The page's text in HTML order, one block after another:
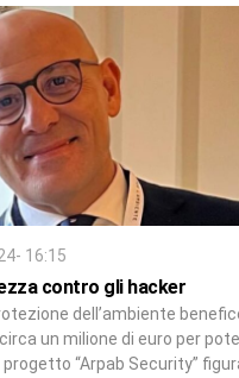
16:15
contro gli hacker
dell’ambiente
un milione di euro per
“Arpab Security”